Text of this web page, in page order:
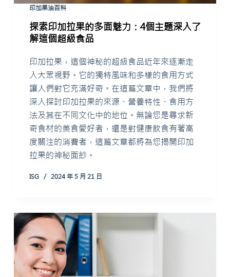
印加果油百科
探索印加拉果的多面魅力：4個主題深入了
解這個超級食品
印加拉果，這個神秘的超級食品近年來逐漸走
入大眾視野。它的獨特風味和多樣的食用方式
讓人們對它充滿好奇。在這篇文章中，我們將
深入探討印加拉果的來源、營養特性、食用方
法及其在不同文化中的地位。無論您是尋求新
奇食材的美食愛好者，還是對健康飲食有著高
度關注的消費者，這篇文章都將為您揭開印加
拉果的神秘面紗。
ISG 2024 年 5 月 21 日